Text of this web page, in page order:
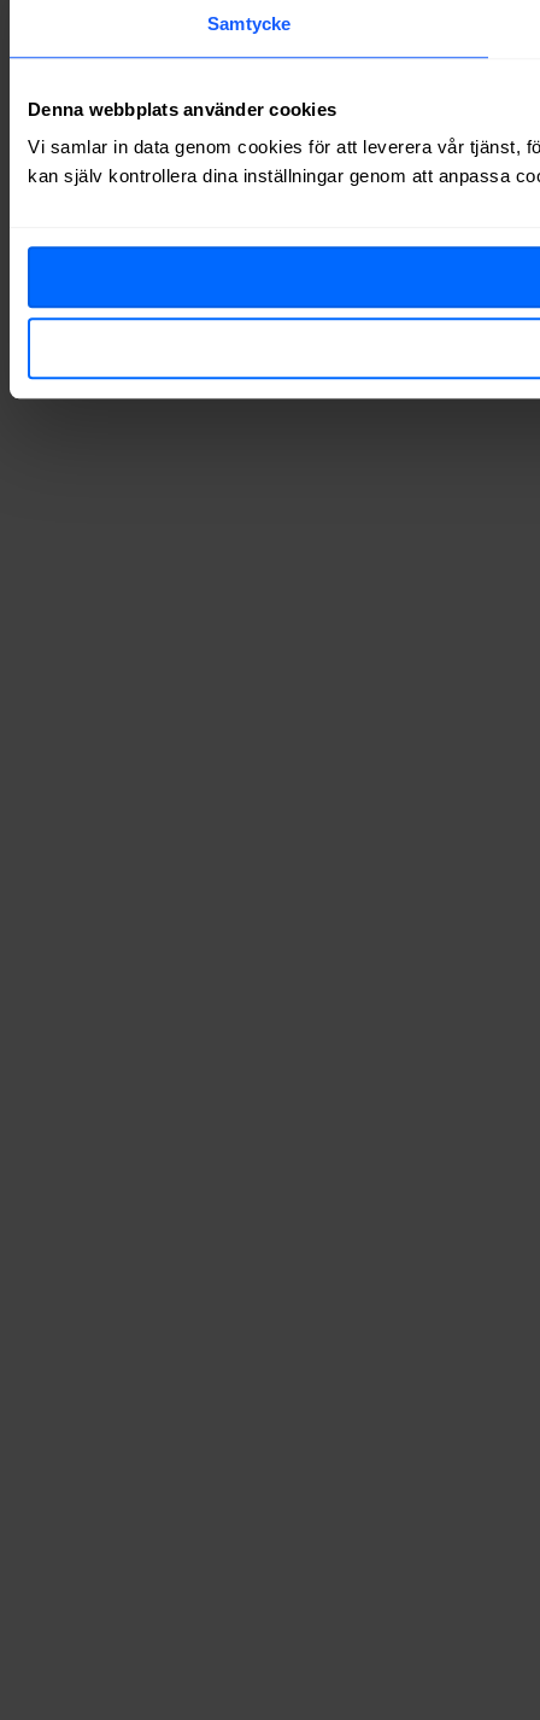
Samtycke
Denna webbplats använder cookies
Vi samlar in data genom cookies för att leverera vår tjänst,
kan själv kontrollera dina inställningar genom att anpassa